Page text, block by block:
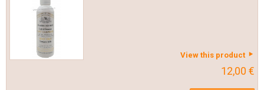
View this product
12,00 €